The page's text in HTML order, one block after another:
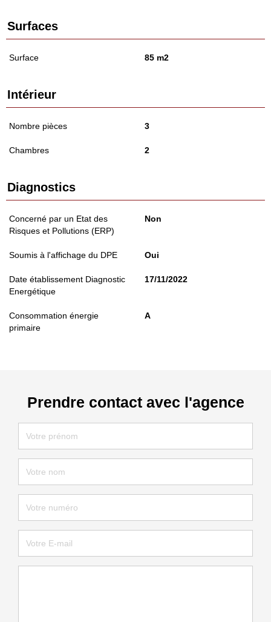
Surfaces
Surface 85 m2
Intérieur
Nombre pièces 3
Chambres 2
Diagnostics
Concerné par un Etat des
Risques et Pollutions (ERP)
Non
Soumis à l'affichage du DPE Oui
Date établissement Diagnostic
Energétique
17/11/2022
Consommation énergie
primaire
A
Prendre contact avec l'agence